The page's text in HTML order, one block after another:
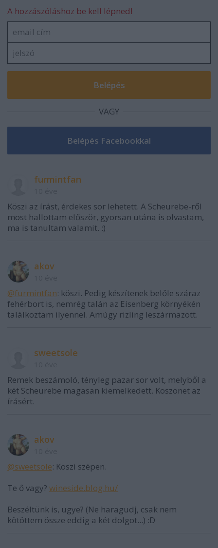
A hozzászóláshoz be kell lépned!
VAGY
furmintfan
Köszi az írást, érdekes sor lehetett. A Scheurebe-ről
most hallottam először, gyorsan utána is olvastam,
ma is tanultam valamit. :)
akov
@furmintfan: köszi. Pedig készítenek belőle száraz
fehérbort is, nemrég talán az Eisenberg környékén
találkoztam ilyennel. Amúgy rizling leszármazott.
sweetsole
Remek beszámoló, tényleg pazar sor volt, melyből a
két Scheurebe magasan kiemelkedett. Köszönet az
írásért.
akov
@sweetsole: Köszi szépen.
Te ő vagy? wineside.blog.hu/
Beszéltünk is, ugye? (Ne haragudj, csak nem
kötöttem össze eddig a két dolgot...) :D